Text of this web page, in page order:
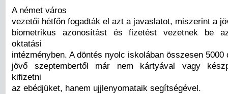
A német város
vezetői hétfőn fogadták el azt a javaslatot, miszerint a
biometrikus azonosítást és fizetést vezetnek be
oktatási
intézményben. A döntés nyolc iskolában összesen
jövő szeptembertől már nem kártyával vagy
kifizetni
az ebédjüket, hanem ujjlenyomataik segítségével.